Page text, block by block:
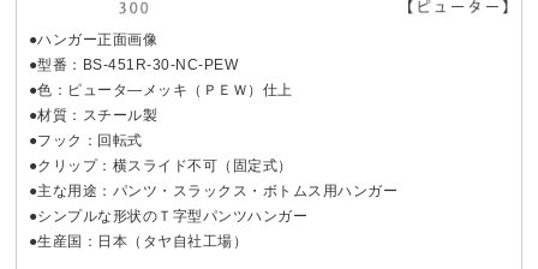
●ハンガー正面画像
●型番：BS-451R-30-NC-PEW
●色：ピュータ―メッキ（ＰＥＷ）仕上
●材質：スチール製
●フック：回転式
●クリップ：横スライド不可（固定式）
●主な用途：パンツ・スラックス・ボトムス用ハンガー
●シンプルな形状のＴ字型パンツハンガー
●生産国：日本（タヤ自社工場）